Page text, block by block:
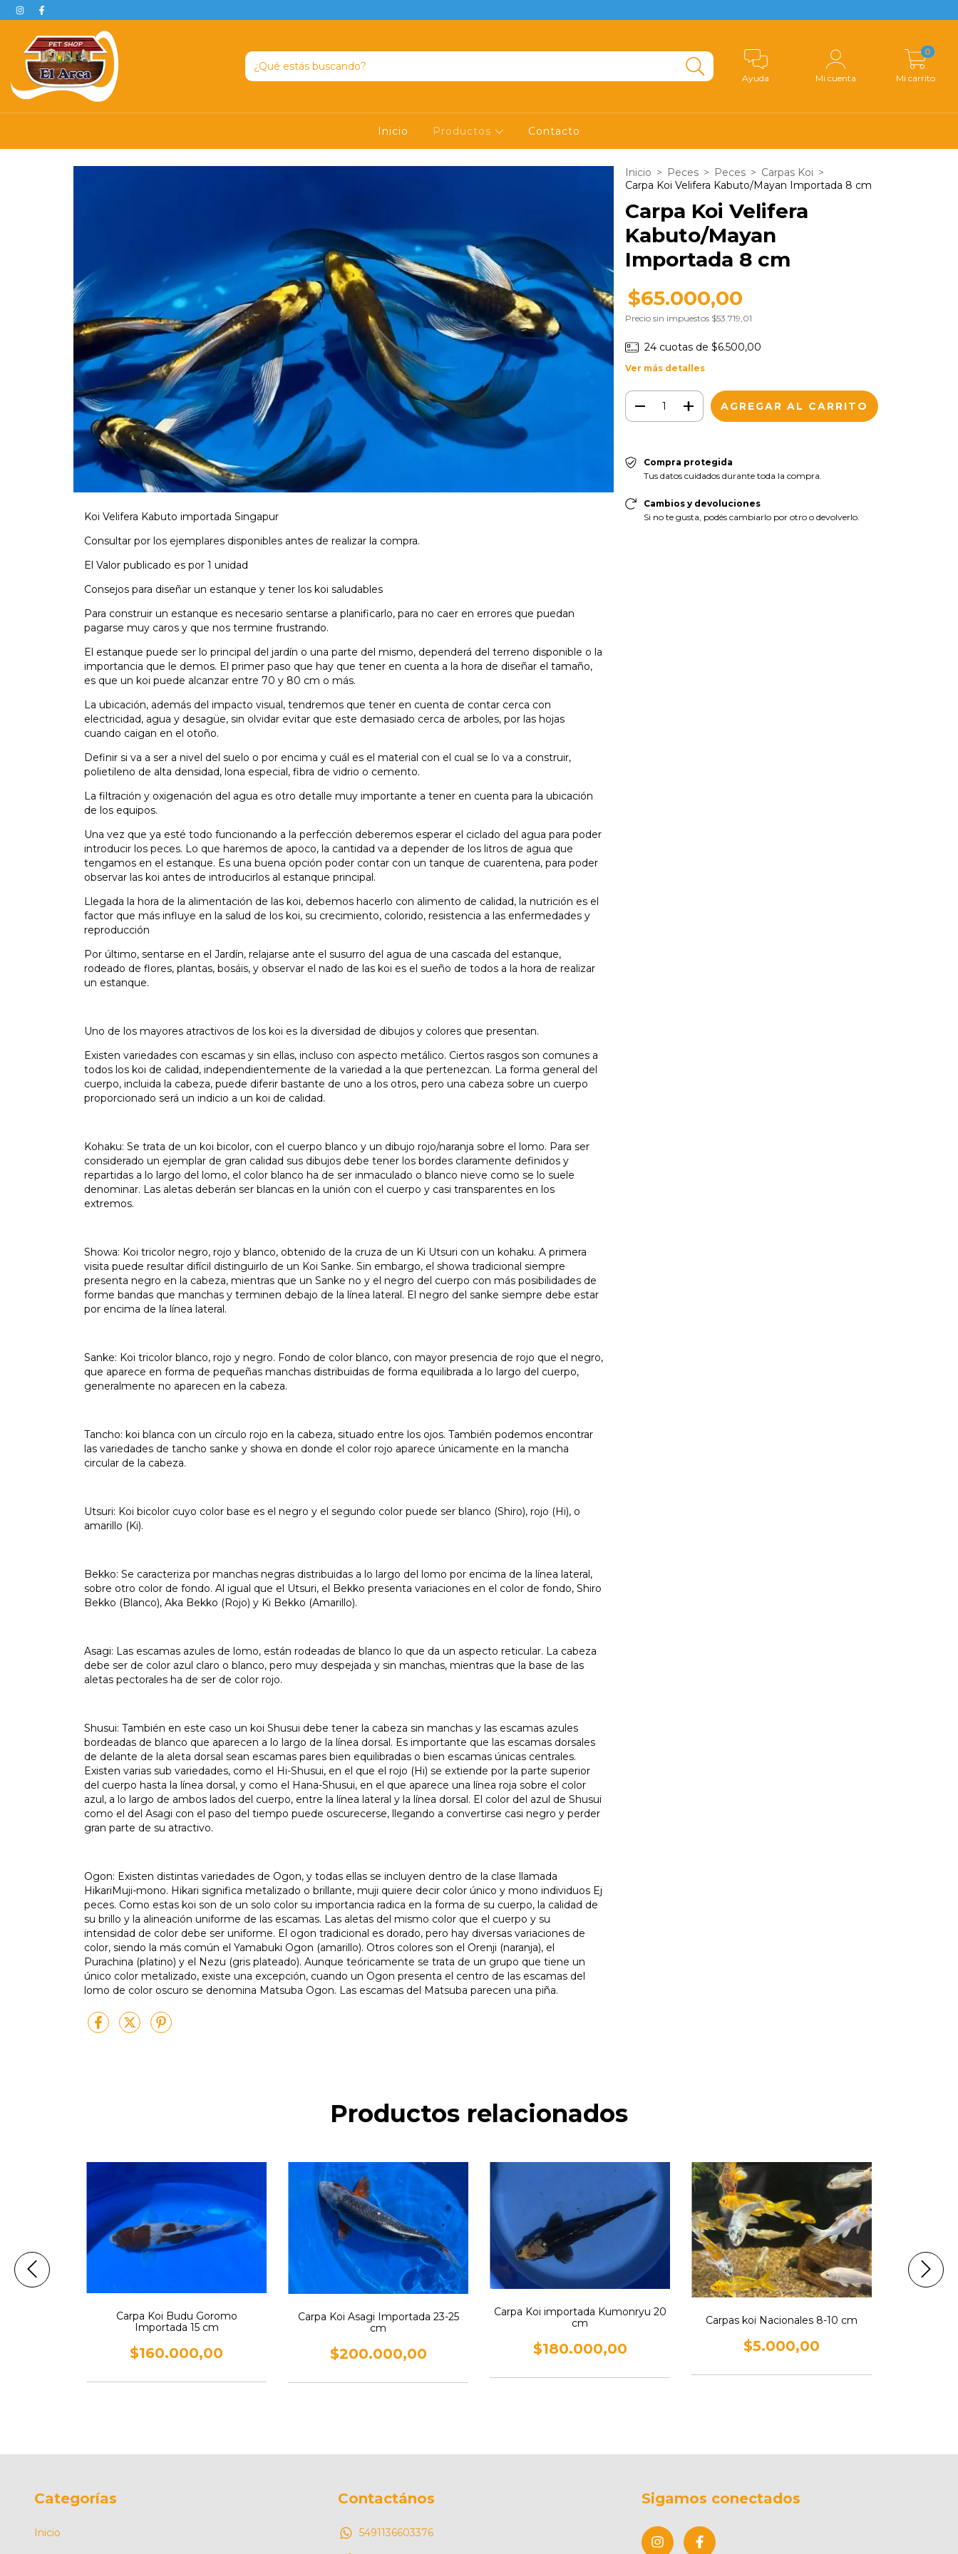
Ayuda Mi cuenta Mi carrito
0
Inicio Productos Contacto
Koi Velifera Kabuto importada Singapur
Consultar por los ejemplares disponibles antes de realizar la compra.
El Valor publicado es por 1 unidad
Consejos para diseñar un estanque y tener los koi saludables
Para construir un estanque es necesario sentarse a planificarlo, para no caer en errores que puedan
pagarse muy caros y que nos termine frustrando.
El estanque puede ser lo principal del jardín o una parte del mismo, dependerá del terreno disponible o la
importancia que le demos. El primer paso que hay que tener en cuenta a la hora de diseñar el tamaño,
es que un koi puede alcanzar entre 70 y 80 cm o más.
La ubicación, además del impacto visual, tendremos que tener en cuenta de contar cerca con
electricidad, agua y desagüe, sin olvidar evitar que este demasiado cerca de arboles, por las hojas
cuando caigan en el otoño.
Definir si va a ser a nivel del suelo o por encima y cuál es el material con el cual se lo va a construir,
polietileno de alta densidad, lona especial, fibra de vidrio o cemento.
La filtración y oxigenación del agua es otro detalle muy importante a tener en cuenta para la ubicación
de los equipos.
Una vez que ya esté todo funcionando a la perfección deberemos esperar el ciclado del agua para poder
introducir los peces. Lo que haremos de apoco, la cantidad va a depender de los litros de agua que
tengamos en el estanque. Es una buena opción poder contar con un tanque de cuarentena, para poder
observar las koi antes de introducirlos al estanque principal.
Llegada la hora de la alimentación de las koi, debemos hacerlo con alimento de calidad, la nutrición es el
factor que más influye en la salud de los koi, su crecimiento, colorido, resistencia a las enfermedades y
reproducción
Por último, sentarse en el Jardín, relajarse ante el susurro del agua de una cascada del estanque,
rodeado de flores, plantas, bosáis, y observar el nado de las koi es el sueño de todos a la hora de realizar
un estanque.
Uno de los mayores atractivos de los koi es la diversidad de dibujos y colores que presentan.
Existen variedades con escamas y sin ellas, incluso con aspecto metálico. Ciertos rasgos son comunes a
todos los koi de calidad, independientemente de la variedad a la que pertenezcan. La forma general del
cuerpo, incluida la cabeza, puede diferir bastante de uno a los otros, pero una cabeza sobre un cuerpo
proporcionado será un indicio a un koi de calidad.
Kohaku: Se trata de un koi bicolor, con el cuerpo blanco y un dibujo rojo/naranja sobre el lomo. Para ser
considerado un ejemplar de gran calidad sus dibujos debe tener los bordes claramente definidos y
repartidas a lo largo del lomo, el color blanco ha de ser inmaculado o blanco nieve como se lo suele
denominar. Las aletas deberán ser blancas en la unión con el cuerpo y casi transparentes en los
extremos.
Showa: Koi tricolor negro, rojo y blanco, obtenido de la cruza de un Ki Utsuri con un kohaku. A primera
visita puede resultar difícil distinguirlo de un Koi Sanke. Sin embargo, el showa tradicional siempre
presenta negro en la cabeza, mientras que un Sanke no y el negro del cuerpo con más posibilidades de
forme bandas que manchas y terminen debajo de la línea lateral. El negro del sanke siempre debe estar
por encima de la línea lateral.
Sanke: Koi tricolor blanco, rojo y negro. Fondo de color blanco, con mayor presencia de rojo que el negro,
que aparece en forma de pequeñas manchas distribuidas de forma equilibrada a lo largo del cuerpo,
generalmente no aparecen en la cabeza.
Tancho: koi blanca con un círculo rojo en la cabeza, situado entre los ojos. También podemos encontrar
las variedades de tancho sanke y showa en donde el color rojo aparece únicamente en la mancha
circular de la cabeza.
Utsuri: Koi bicolor cuyo color base es el negro y el segundo color puede ser blanco (Shiro), rojo (Hi), o
amarillo (Ki).
Bekko: Se caracteriza por manchas negras distribuidas a lo largo del lomo por encima de la línea lateral,
sobre otro color de fondo. Al igual que el Utsuri, el Bekko presenta variaciones en el color de fondo, Shiro
Bekko (Blanco), Aka Bekko (Rojo) y Ki Bekko (Amarillo).
Asagi: Las escamas azules de lomo, están rodeadas de blanco lo que da un aspecto reticular. La cabeza
debe ser de color azul claro o blanco, pero muy despejada y sin manchas, mientras que la base de las
aletas pectorales ha de ser de color rojo.
Shusui: También en este caso un koi Shusui debe tener la cabeza sin manchas y las escamas azules
bordeadas de blanco que aparecen a lo largo de la línea dorsal. Es importante que las escamas dorsales
de delante de la aleta dorsal sean escamas pares bien equilibradas o bien escamas únicas centrales.
Existen varias sub variedades, como el Hi-Shusui, en el que el rojo (Hi) se extiende por la parte superior
del cuerpo hasta la línea dorsal, y como el Hana-Shusui, en el que aparece una línea roja sobre el color
azul, a lo largo de ambos lados del cuerpo, entre la línea lateral y la línea dorsal. El color del azul de Shusui
como el del Asagi con el paso del tiempo puede oscurecerse, llegando a convertirse casi negro y perder
gran parte de su atractivo.
Ogon: Existen distintas variedades de Ogon, y todas ellas se incluyen dentro de la clase llamada
HikariMuji-mono. Hikari significa metalizado o brillante, muji quiere decir color único y mono individuos Ej
peces. Como estas koi son de un solo color su importancia radica en la forma de su cuerpo, la calidad de
su brillo y la alineación uniforme de las escamas. Las aletas del mismo color que el cuerpo y su
intensidad de color debe ser uniforme. El ogon tradicional es dorado, pero hay diversas variaciones de
color, siendo la más común el Yamabuki Ogon (amarillo). Otros colores son el Orenji (naranja), el
Purachina (platino) y el Nezu (gris plateado). Aunque teóricamente se trata de un grupo que tiene un
único color metalizado, existe una excepción, cuando un Ogon presenta el centro de las escamas del
lomo de color oscuro se denomina Matsuba Ogon. Las escamas del Matsuba parecen una piña.
Inicio > Peces > Peces > Carpas Koi >
Carpa Koi Velifera Kabuto/Mayan Importada 8 cm
Carpa Koi Velifera
Kabuto/Mayan
Importada 8 cm
$65.000,00
Precio sin impuestos $53.719,01
24 cuotas de $6.500,00
Ver más detalles
Compra protegida
Tus datos cuidados durante toda la compra.
Cambios y devoluciones
Si no te gusta, podés cambiarlo por otro o devolverlo.
Productos relacionados
Carpa Koi Budu Goromo
Importada 15 cm
$160.000,00
Carpa Koi Asagi Importada 23-25
cm
$200.000,00
Carpa Koi importada Kumonryu 20
cm
$180.000,00
Carpas koi Nacionales 8-10 cm
$5.000,00
Categorías
Inicio
Contactános
5491136603376
Sigamos conectados